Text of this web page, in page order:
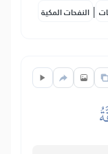
النفحات المكية |